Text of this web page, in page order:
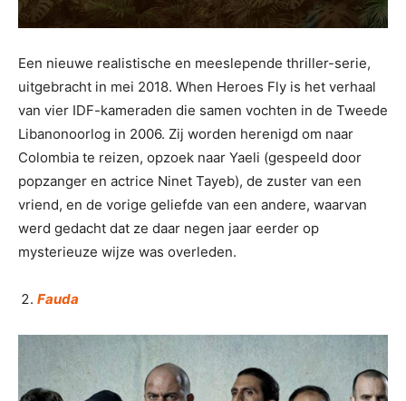
Een nieuwe realistische en meeslepende thriller-serie,
uitgebracht in mei 2018. When Heroes Fly is het verhaal
van vier IDF-kameraden die samen vochten in de Tweede
Libanonoorlog in 2006. Zij worden herenigd om naar
Colombia te reizen, opzoek naar Yaeli (gespeeld door
popzanger en actrice Ninet Tayeb), de zuster van een
vriend, en de vorige geliefde van een andere, waarvan
werd gedacht dat ze daar negen jaar eerder op
mysterieuze wijze was overleden.
Fauda